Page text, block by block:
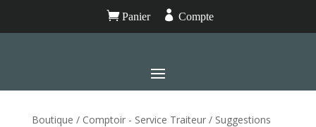
Panier  Compte
Boutique / Comptoir - Service Traiteur/ Suggestions